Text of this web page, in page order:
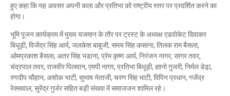
हुए कहा कि यह अवसर अपनी कला और प्रतिभा को राष्ट्रीय स्तर पर प्रदर्शित करने का
होगा।
भूमि पूजन कार्यक्रम में मुख्य यजमान के तौर पर ट्रस्ट के अध्यक्ष एडवोकेट दिवाकर
बिधूड़ी, विजेंद्र सिंह आर्य, जलकेश बाबूजी, समय सिंह कसाना, तिलक राम बैसला,
ओमप्रकाश बैसला, अतर सिंह भडाना, प्रेम कृष्ण आर्य, निरंजन नागर, सागर तवर,
चंद्रपाल तवर, राजवीर पिलवान, एमपी नागर, प्रतिभा बिधूड़ी, ज्ञानो गुजरी, निर्मल डेढ़ा,
रणदीप चौहान, अशोक भाटी, सुभाष नेताजी, चरण सिंह भाटी, विपिन प्रधान, गजेंद्र
रेक्सवाल, सुरेंद्र गुर्जर सहित बड़ी संख्या में समाजजन शामिल रहे।